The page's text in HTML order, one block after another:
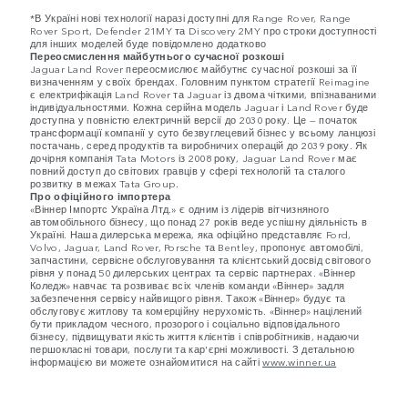
*В Україні нові технології наразі доступні для Range Rover, Range
Rover Sport, Defender 21MY та Discovery 2MY про строки доступності
для інших моделей буде повідомлено додатково
Переосмислення майбутнього сучасної розкоші
Jaguar Land Rover переосмислює майбутнє сучасної розкоші за її
визначенням у своїх брендах. Головним пунктом стратегії Reimagine
є електрифікація Land Rover та Jaguar із двома чіткими, впізнаваними
індивідуальностями. Кожна серійна модель Jaguar і Land Rover буде
доступна у повністю електричній версії до 2030 року. Це — початок
трансформації компанії у суто безвуглецевий бізнес у всьому ланцюзі
постачань, серед продуктів та виробничих операцій до 2039 року. Як
дочірня компанія Tata Motors із 2008 року, Jaguar Land Rover має
повний доступ до світових гравців у сфері технологій та сталого
розвитку в межах Tata Group.
Про офіційного імпортера
«Віннер Імпортс Україна Лтд.» є одним із лідерів вітчизняного
автомобільного бізнесу, що понад 27 років веде успішну діяльність в
Україні. Наша дилерська мережа, яка офіційно представляє Ford,
Volvo, Jaguar, Land Rover, Porsche та Bentley, пропонує автомобілі,
запчастини, сервісне обслуговування та клієнтський досвід світового
рівня у понад 50 дилерських центрах та сервіс партнерах. «Віннер
Коледж» навчає та розвиває всіх членів команди «Віннер» задля
забезпечення сервісу найвищого рівня. Також «Віннер» будує та
обслуговує житлову та комерційну нерухомість. «Віннер» націлений
бути прикладом чесного, прозорого і соціально відповідального
бізнесу, підвищувати якість життя клієнтів і співробітників, надаючи
першокласні товари, послуги та кар'єрні можливості. З детальною
інформацією ви можете ознайомитися на сайтіwww.winner.ua